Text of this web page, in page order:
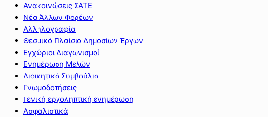
Ανακοινώσεις ΣΑΤΕ
Νέα Άλλων Φορέων
Αλληλογραφία
Θεσμικό Πλαίσιο Δημοσίων Έργων
Εγχώριοι Διαγωνισμοί
Ενημέρωση Μελών
Διοικητικό Συμβούλιο
Γνωμοδοτήσεις
Γενική εργοληπτική ενημέρωση
Ασφαλιστικά